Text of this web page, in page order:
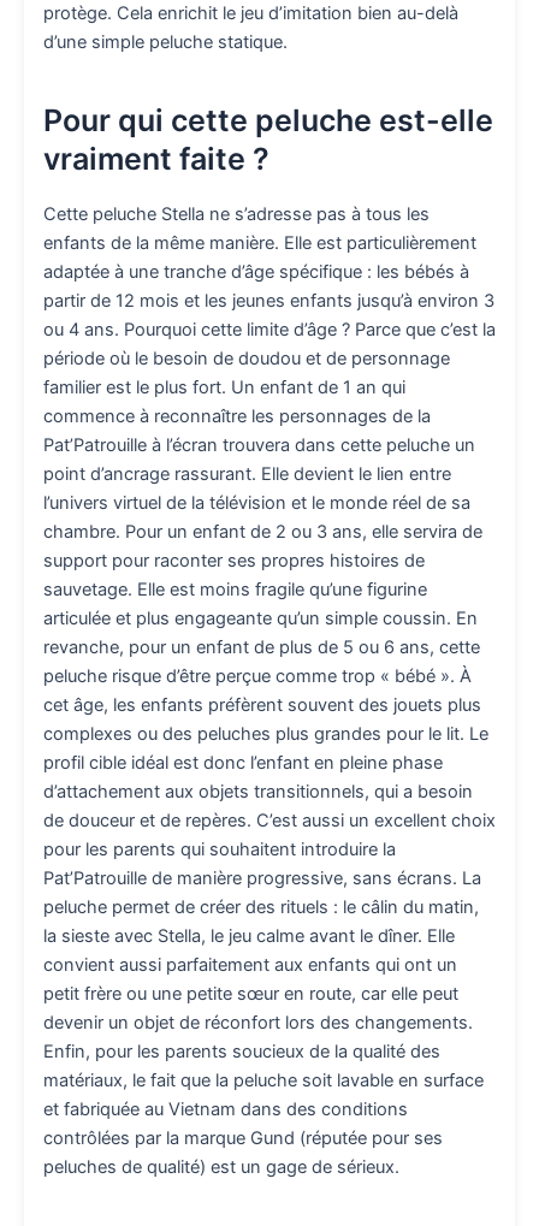
protège. Cela enrichit le jeu d’imitation bien au-delà
d’une simple peluche statique.
Pour qui cette peluche est-elle
vraiment faite ?
Cette peluche Stella ne s’adresse pas à tous les
enfants de la même manière. Elle est particulièrement
adaptée à une tranche d’âge spécifique : les bébés à
partir de 12 mois et les jeunes enfants jusqu’à environ 3
ou 4 ans. Pourquoi cette limite d’âge ? Parce que c’est la
période où le besoin de doudou et de personnage
familier est le plus fort. Un enfant de 1 an qui
commence à reconnaître les personnages de la
Pat’Patrouille à l’écran trouvera dans cette peluche un
point d’ancrage rassurant. Elle devient le lien entre
l’univers virtuel de la télévision et le monde réel de sa
chambre. Pour un enfant de 2 ou 3 ans, elle servira de
support pour raconter ses propres histoires de
sauvetage. Elle est moins fragile qu’une figurine
articulée et plus engageante qu’un simple coussin. En
revanche, pour un enfant de plus de 5 ou 6 ans, cette
peluche risque d’être perçue comme trop « bébé ». À
cet âge, les enfants préfèrent souvent des jouets plus
complexes ou des peluches plus grandes pour le lit. Le
profil cible idéal est donc l’enfant en pleine phase
d’attachement aux objets transitionnels, qui a besoin
de douceur et de repères. C’est aussi un excellent choix
pour les parents qui souhaitent introduire la
Pat’Patrouille de manière progressive, sans écrans. La
peluche permet de créer des rituels : le câlin du matin,
la sieste avec Stella, le jeu calme avant le dîner. Elle
convient aussi parfaitement aux enfants qui ont un
petit frère ou une petite sœur en route, car elle peut
devenir un objet de réconfort lors des changements.
Enfin, pour les parents soucieux de la qualité des
matériaux, le fait que la peluche soit lavable en surface
et fabriquée au Vietnam dans des conditions
contrôlées par la marque Gund (réputée pour ses
peluches de qualité) est un gage de sérieux.